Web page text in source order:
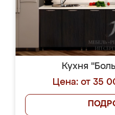
Кухня
Цена: от 35